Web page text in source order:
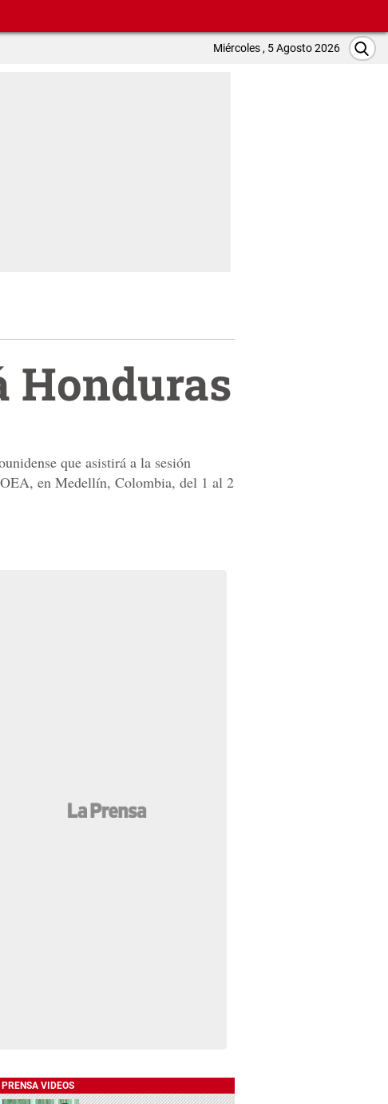
Miércoles , 5 Agosto 2026
Honduras
que asistirá a la sesión
en Medellín, Colombia, del 1 al 2
PRENSA VIDEOS